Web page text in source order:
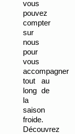
vous
pouvez
compter
sur
nous
pour
vous
accompagner
tout au
long de
la
saison
froide.
Découvrez